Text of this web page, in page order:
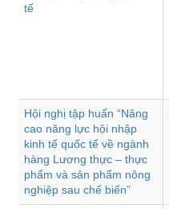
tế
Hội nghị tập huấn “Nâng
cao năng lực hội nhập
kinh tế quốc tế về ngành
hàng Lương thực – thực
phẩm và sản phẩm nông
nghiệp sau chế biến”